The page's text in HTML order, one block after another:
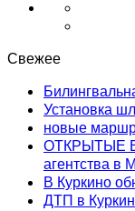
Свежее
Установка
новые
ОТКРЫТЫЕ
агентства в
В Куркино
ДТП в